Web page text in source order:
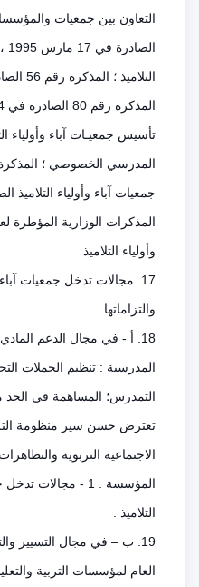
تأسيس جمعيـات آباء وأولياء
المذكرات الوزارية المؤطرة
وأولياء التلاميذ
17. مجالات تدخل جمعيات
والتزاماتها .
18. أ - في مجال الدعم
المدرسية : تنظيم الحملات
التمدرس؛ المساهمة في الحد
تعترض حسن سير منظومة
الاجتماعية التربوية
المؤسسة . 1 -
التلاميذ .
19. ب – في مجال التسيير
العام لمؤسسات التربية